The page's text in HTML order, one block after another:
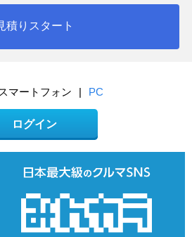
積りスタート
スマートフォン | PC
ログイン